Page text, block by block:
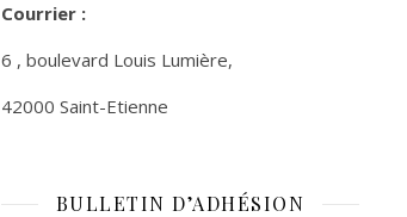
Courrier :
6 , boulevard Louis Lumière,
42000 Saint-Etienne
BULLETIN D’ADHÉSION